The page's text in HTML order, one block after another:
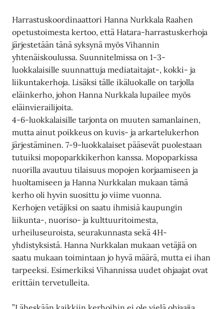
Harrastuskoordinaattori Hanna Nurkkala Raahen
opetustoimesta kertoo, että Hatara-harrastuskerhoja
järjestetään tänä syksynä myös Vihannin
yhtenäiskoulussa. Suunnitelmissa on 1-3-
luokkalaisille suunnattuja mediataitajat-, kokki- ja
liikuntakerhoja. Lisäksi tälle ikäluokalle on tarjolla
eläinkerho, johon Hanna Nurkkala lupailee myös
eläinvierailijoita.
4-6-luokkalaisille tarjonta on muuten samanlainen,
mutta ainut poikkeus on kuvis- ja arkartelukerhon
järjestäminen. 7-9-luokkalaiset pääsevät puolestaan
tutuiksi mopoparkkikerhon kanssa. Mopoparkissa
nuorilla avautuu tilaisuus mopojen korjaamiseen ja
huoltamiseen ja Hanna Nurkkalan mukaan tämä
kerho oli hyvin suosittu jo viime vuonna.
Kerhojen vetäjiksi on saatu ihmisiä kaupungin
liikunta-, nuoriso- ja kulttuuritoimesta,
urheiluseuroista, seurakunnasta sekä 4H-
yhdistyksistä. Hanna Nurkkalan mukaan vetäjiä on
saatu mukaan toimintaan jo hyvä määrä, mutta ei ihan
tarpeeksi. Esimerkiksi Vihannissa uudet ohjaajat ovat
erittäin tervetulleita.